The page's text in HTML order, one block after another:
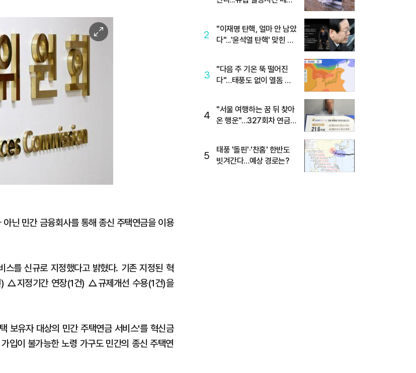
이
미
닌 민간 금융회사를 통해 종신 주택연금을 이용
스를 신규로 지정했다고 밝혔다. 기존 지정된 혁
△지정기간 연장(1건) △규제개선 수용(1건)을
보유자 대상의 민간 주택연금 서비스'를 혁신금
입이 불가능한 노령 가구도 민간의 종신 주택연
2
"이재명 탄핵, 얼마 안 남았
다"...'윤석열 탄핵' 맞힌 무
3
"다음 주 기온 뚝 떨어진
다"…태풍도 없이 열돔 박
4
"서울 여행하는 꿈 뒤 찾아
온 행운"…327회차 연금
5
태풍 '돌핀'·'찬홈' 한반도
빗겨간다…예상 경로는?